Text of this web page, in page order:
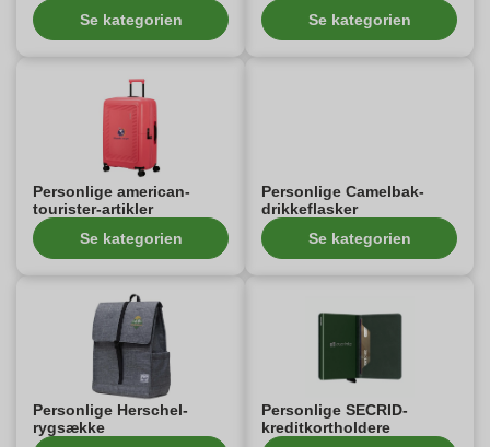
Se kategorien
Se kategorien
Personlige american-
tourister-artikler
Se kategorien
Personlige Camelbak-
drikkeflasker
Se kategorien
Personlige Herschel-
rygsække
Personlige SECRID-
kreditkortholdere